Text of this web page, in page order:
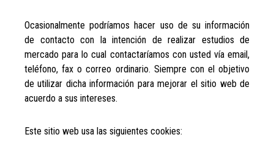
Ocasionalmente podríamos hacer uso de su información
de contacto con la intención de realizar estudios de
mercado para lo cual contactaríamos con usted vía email,
teléfono, fax o correo ordinario. Siempre con el objetivo
de utilizar dicha información para mejorar el sitio web de
acuerdo a sus intereses.
Este sitio web usa las siguientes cookies: